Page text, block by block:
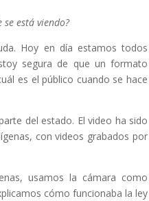
está viendo?
Hoy en día estamos todos
segura de que un formato
es el público cuando se hace
del estado. El video ha sido
con videos grabados por
usamos la cámara como
cómo funcionaba la ley